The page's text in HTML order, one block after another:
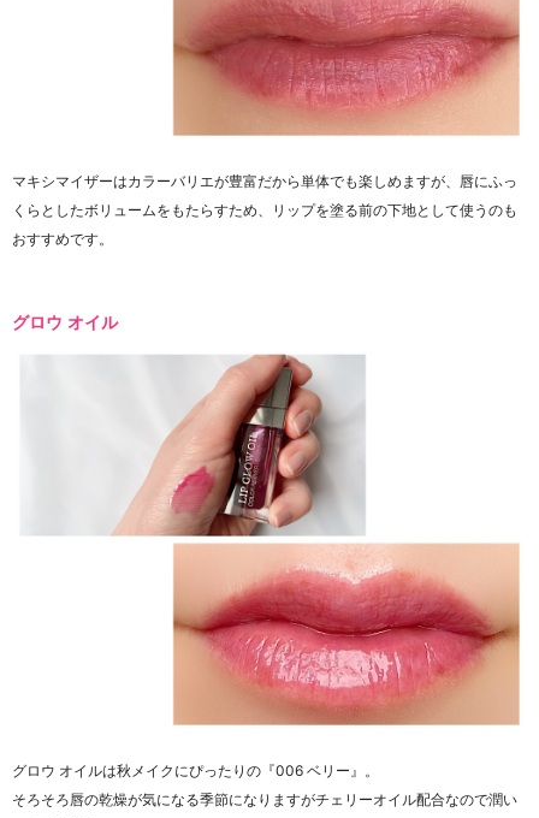
マキシマイザーはカラーバリエが豊富だから単体でも楽しめますが、唇にふっ
くらとしたボリュームをもたらすため、リップを塗る前の下地として使うのも
おすすめです。
グロウ オイル
グロウ オイルは秋メイクにぴったりの『006 ベリー』。
そろそろ唇の乾燥が気になる季節になりますがチェリーオイル配合なので潤い